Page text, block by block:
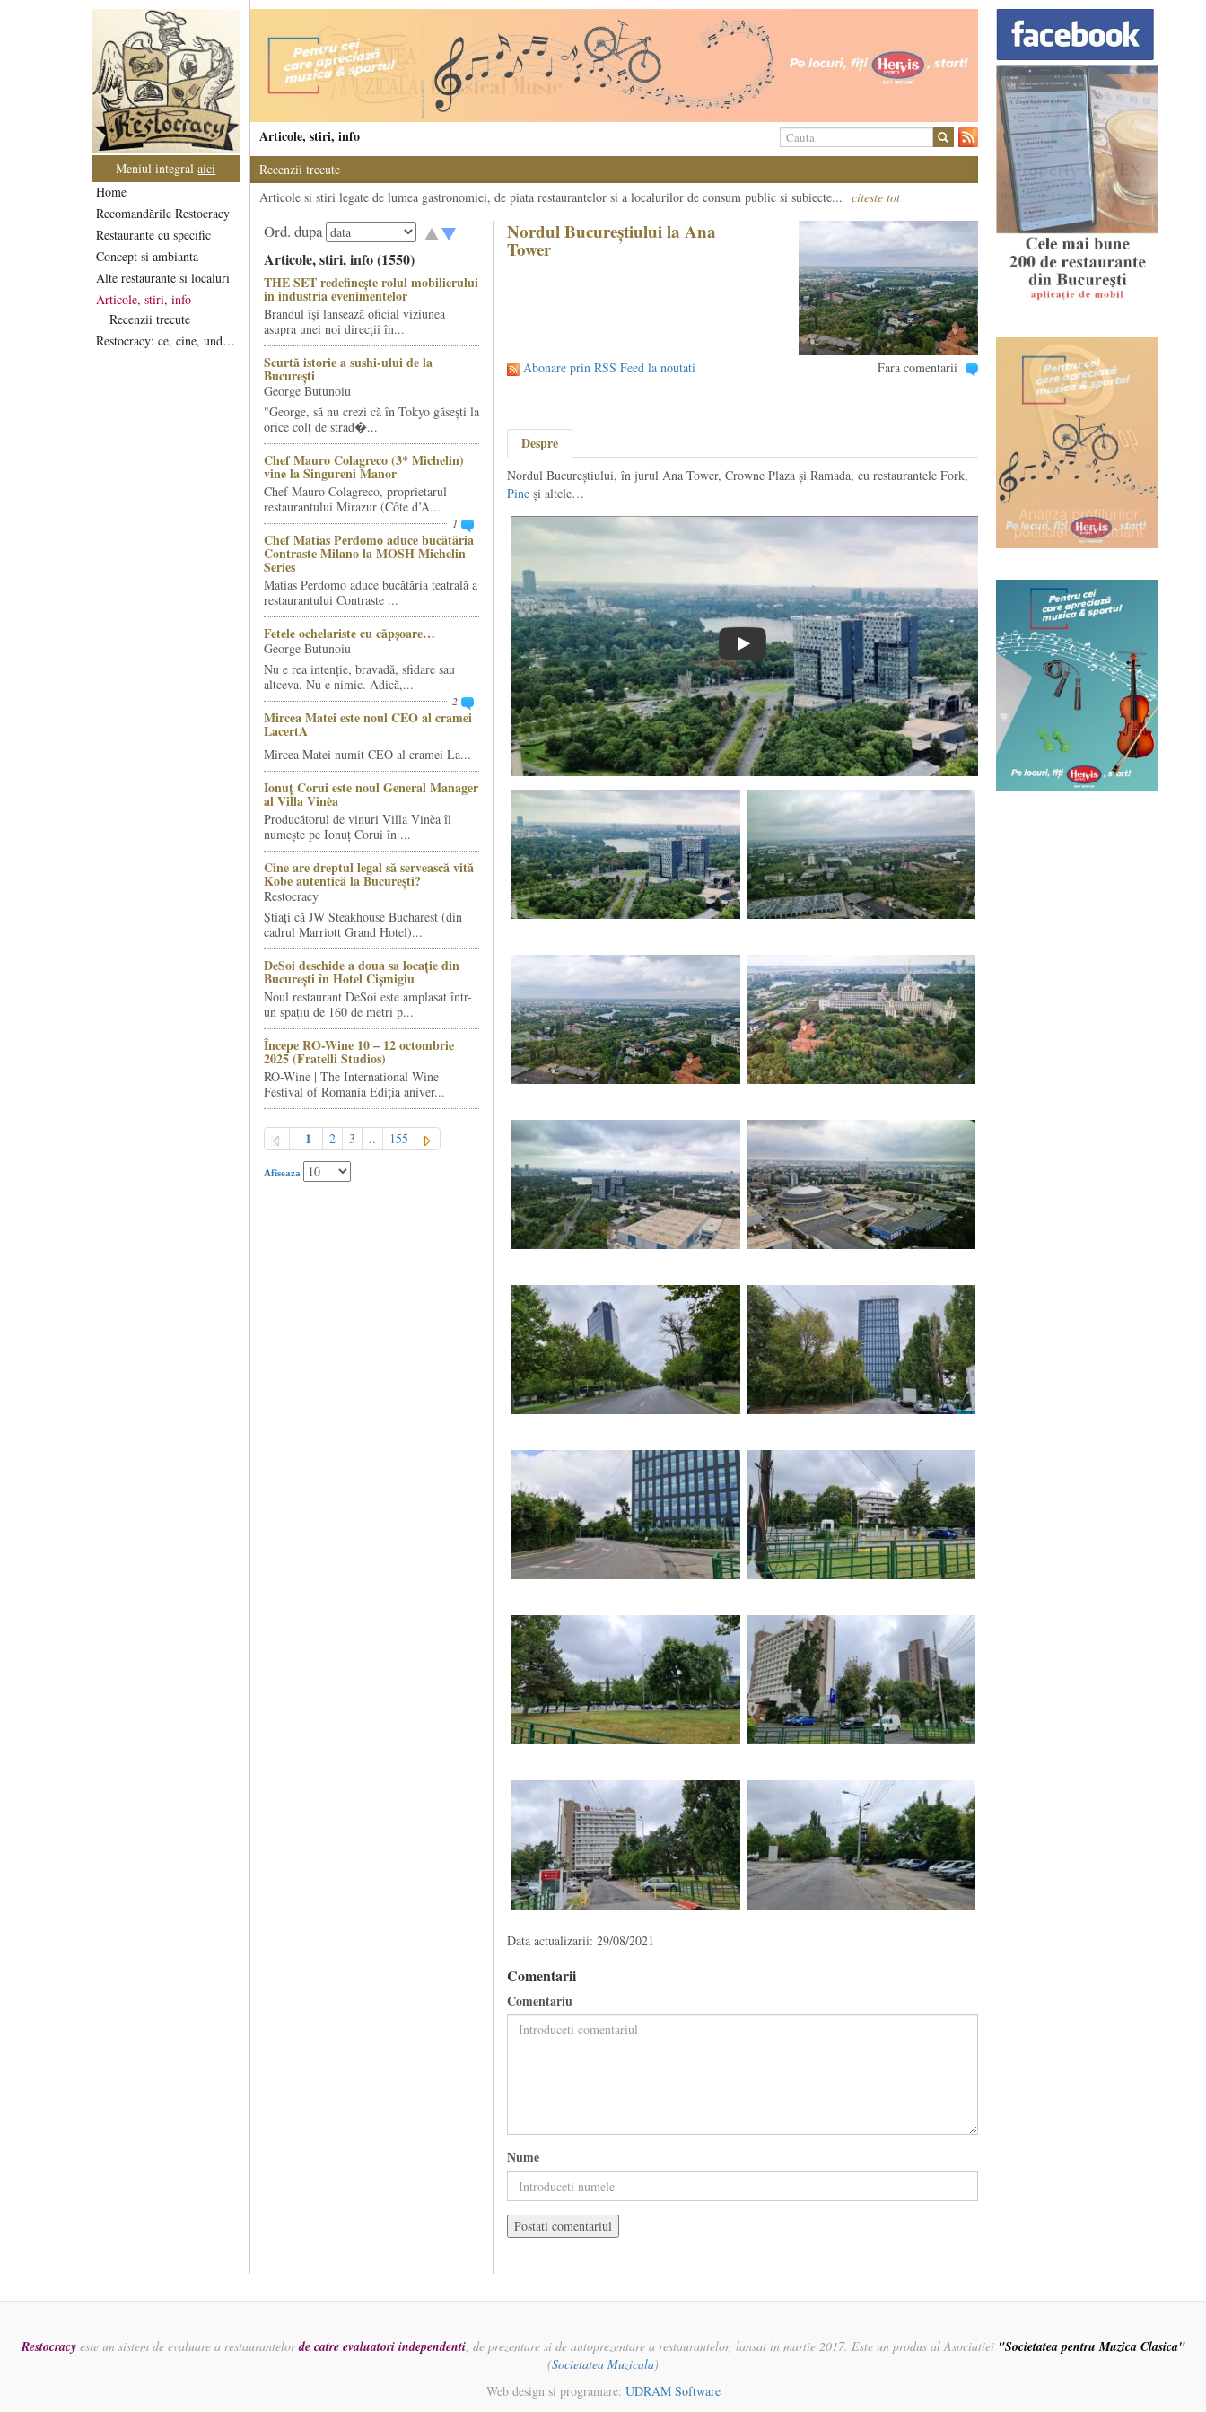
Meniul integralaici
Home
Recomandările Restocracy
Restaurante cu specific
Concept si ambianta
Alte restaurante si localuri
Articole, stiri, info
Recenzii trecute
Restocracy: ce, cine, unde...
Articole, stiri, info
Recenzii trecute
Articole si stiri legate de lumea gastronomiei, de piata restaurantelor si a localurilor de consum public si subiecte... citeste tot
Ord. dupa
Articole, stiri, info (1550)
THE SET redefinește rolul mobilierului
în industria evenimentelor
Brandul își lansează oficial viziunea
asupra unei noi direcții în...
Scurtă istorie a sushi-ului de la
București
George Butunoiu
"George, să nu crezi că în Tokyo găsești la
orice colț de strad�...
Chef Mauro Colagreco (3* Michelin)
vine la Singureni Manor
Chef Mauro Colagreco, proprietarul
restaurantului Mirazur (Côte d’A...
1
Chef Matias Perdomo aduce bucătăria
Contraste Milano la MOSH Michelin
Series
Matias Perdomo aduce bucătăria teatrală a
restaurantului Contraste ...
Fetele ochelariste cu căpșoare…
George Butunoiu
Nu e rea intenție, bravadă, sfidare sau
altceva. Nu e nimic. Adică,...
2
Mircea Matei este noul CEO al cramei
LacertA
Mircea Matei numit CEO al cramei La...
Ionuț Corui este noul General Manager
al Villa Vinèa
Producătorul de vinuri Villa Vinèa îl
numește pe Ionuț Corui în ...
Cine are dreptul legal să servească vită
Kobe autentică la București?
Restocracy
Știați că JW Steakhouse Bucharest (din
cadrul Marriott Grand Hotel)...
DeSoi deschide a doua sa locație din
București în Hotel Cișmigiu
Noul restaurant DeSoi este amplasat într-
un spațiu de 160 de metri p...
Începe RO-Wine 10 – 12 octombrie
2025 (Fratelli Studios)
RO-Wine | The International Wine
Festival of Romania Ediția aniver...
1 2 3 .. 155
Afiseaza
Nordul Bucureștiului la Ana
Tower
Abonare prin RSS Feed la noutati Fara comentarii
Despre
Nordul Bucureștiului, în jurul Ana Tower, Crowne Plaza și Ramada, cu restaurantele Fork,
Pineși altele…
Data actualizarii: 29/08/2021
Comentarii
Comentariu
Nume
Restocracyeste un sistem de evaluare a restaurantelorde catre evaluatori independenti, de prezentare si de autoprezentare a restaurantelor, lansat in martie 2017. Este un produs al Asociatiei "Societatea pentru Muzica Clasica"
(Societatea Muzicala)
Web design si programare: UDRAM Software